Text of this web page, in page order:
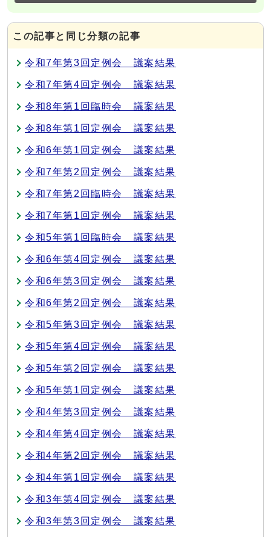
この記事と同じ分類の記事
令和7年第3回定例会 議案結果
令和7年第4回定例会 議案結果
令和8年第1回臨時会 議案結果
令和8年第1回定例会 議案結果
令和6年第1回定例会 議案結果
令和7年第2回定例会 議案結果
令和7年第2回臨時会 議案結果
令和7年第1回定例会 議案結果
令和5年第1回臨時会 議案結果
令和6年第4回定例会 議案結果
令和6年第3回定例会 議案結果
令和6年第2回定例会 議案結果
令和5年第3回定例会 議案結果
令和5年第4回定例会 議案結果
令和5年第2回定例会 議案結果
令和5年第1回定例会 議案結果
令和4年第3回定例会 議案結果
令和4年第4回定例会 議案結果
令和4年第2回定例会 議案結果
令和4年第1回定例会 議案結果
令和3年第4回定例会 議案結果
令和3年第3回定例会 議案結果